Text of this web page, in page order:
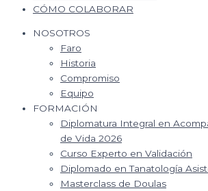
CÓMO COLABORAR
NOSOTROS
Faro
Historia
Compromiso
Equipo
FORMACIÓN
Diplomatura Integral en
de Vida 2026
Curso Experto en Validación
Diplomado en Tanatología
Masterclass de Doulas